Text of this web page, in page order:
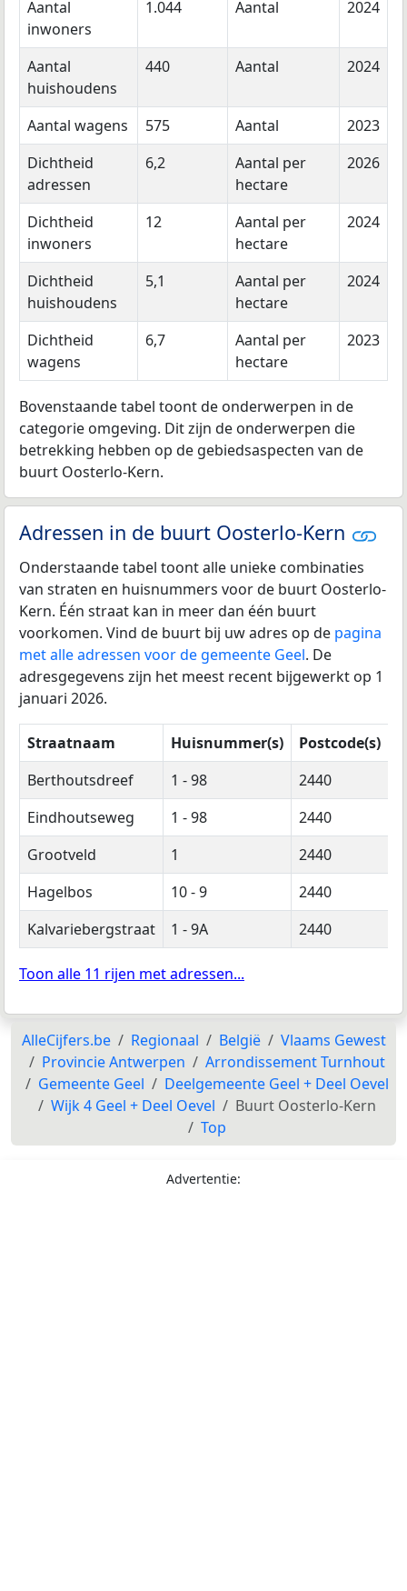
Aantal
inwoners
1.044 Aantal 2024
Aantal
huishoudens
440 Aantal 2024
Aantal wagens 575 Aantal
2023
Dichtheid
adressen
6,2
Aantal per
hectare
2026
Dichtheid
inwoners
12
Aantal per
hectare
2024
Dichtheid
huishoudens
5,1
Aantal per
hectare
2024
Dichtheid
wagens
6,7
Aantal per
hectare
2023
Bovenstaande tabel toont de onderwerpen in de
categorie omgeving. Dit zijn de onderwerpen die
betrekking hebben op de gebiedsaspecten van de
buurt Oosterlo-Kern.
Adressen in de buurt Oosterlo-Kern
Onderstaande tabel toont alle unieke combinaties
van straten en huisnummers voor de buurt Oosterlo-
Kern. Één straat kan in meer dan één buurt
voorkomen. Vind de buurt bij uw adres op de pagina
met alle adressen voor de gemeente Geel. De
adresgegevens zijn het meest recent bijgewerkt op 1
januari 2026.
Straatnaam Huisnummer(s)
Postcode(s)
Berthoutsdreef
1 - 98
2440
Eindhoutseweg
1 - 98
2440
Grootveld
1
2440
Hagelbos
10 - 9
2440
Kalvariebergstraat
1 - 9A 2440
Toon alle 11 rijen met adressen...
AlleCijfers.be Regionaal België
Vlaams Gewest
Provincie Antwerpen
Arrondissement Turnhout
Gemeente Geel
Deelgemeente Geel + Deel Oevel
Wijk 4 Geel + Deel Oevel
Buurt Oosterlo-Kern
Top
Advertentie: